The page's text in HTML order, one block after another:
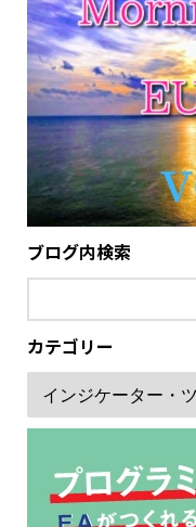
ブログ内検索
カテゴリー